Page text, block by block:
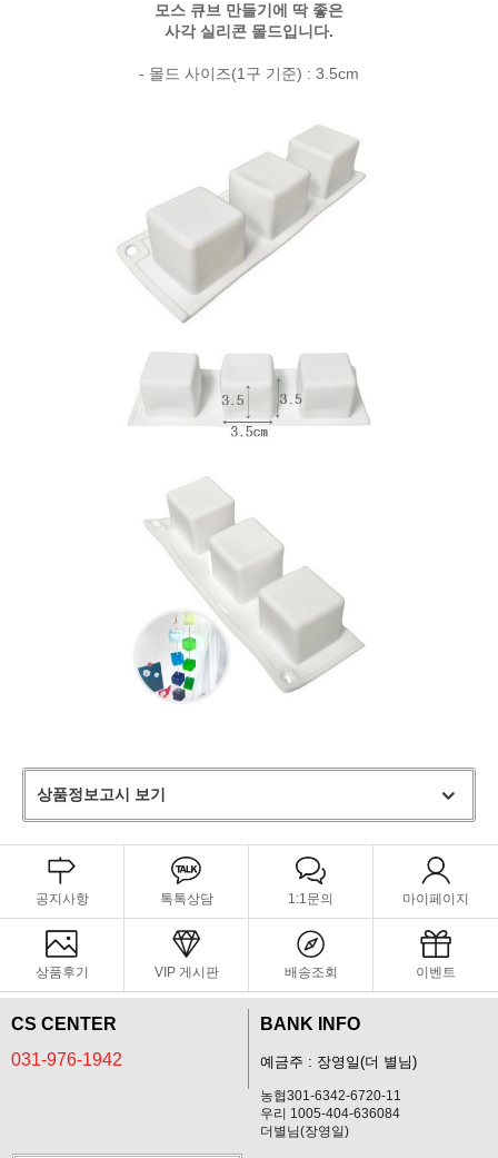
모스 큐브 만들기에 딱 좋은
사각 실리콘 몰드입니다.
- 몰드 사이즈(1구 기준) : 3.5cm
상품정보고시 보기
공지사항 톡톡상담 1:1문의 마이페이지
상품후기 VIP 게시판 배송조회 이벤트
CS CENTER
031-976-1942
BANK INFO
예금주 : 장영일(더 별님)
농협301-6342-6720-11
우리 1005-404-636084
더별님(장영일)